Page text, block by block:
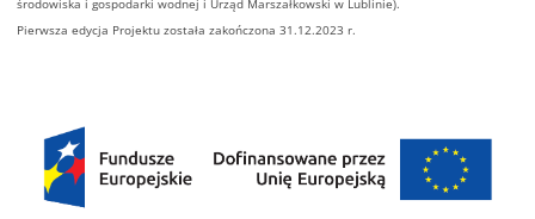
środowiska i gospodarki wodnej i Urząd Marszałkowski w Lublinie).
Pierwsza edycja Projektu została zakończona 31.12.2023 r.